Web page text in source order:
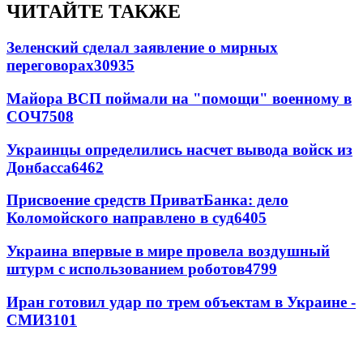
ЧИТАЙТЕ ТАКЖЕ
Зеленский сделал заявление о мирных
переговорах30935
Майора ВСП поймали на "помощи" военному в
СОЧ7508
Украинцы определились насчет вывода войск из
Донбасса6462
Присвоение средств ПриватБанка: дело
Коломойского направлено в суд6405
Украина впервые в мире провела воздушный
штурм с использованием роботов4799
Иран готовил удар по трем объектам в Украине -
СМИ3101